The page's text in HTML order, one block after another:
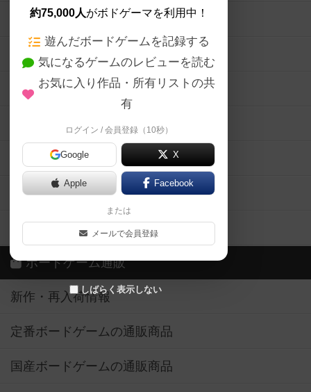
約75,000人がボドゲーマを利用中！
遊んだボードゲームを記録する
気になるゲームのレビューを読む
お気に入り作品・所有リストの共
有
ログイン / 会員登録（10秒）
Google X
Apple Facebook
または
メールで会員登録
しばらく表示しない
ボードゲームの新着レビュー
ボードゲーム会情報
メカニクス特集
掲示板・トピックス
ボドとも・会員一覧
ボードゲーム業界コラム
ボドゲーマご利用案内
ボードゲーム通販
新作・再入荷情報
定番ボードゲームの通販商品
国産ボードゲームの通販商品